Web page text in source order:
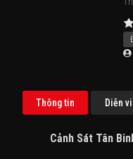
Thông tin Diễn
Cảnh Sát Tân